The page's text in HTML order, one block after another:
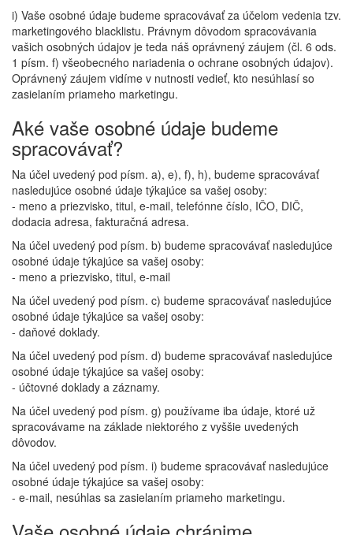
i) Vaše osobné údaje budeme spracovávať za účelom vedenia tzv.
marketingového blacklistu. Právnym dôvodom spracovávania
vašich osobných údajov je teda náš oprávnený záujem (čl. 6 ods.
1 písm. f) všeobecného nariadenia o ochrane osobných údajov).
Oprávnený záujem vidíme v nutnosti vedieť, kto nesúhlasí so
zasielaním priameho marketingu.
Aké vaše osobné údaje budeme
spracovávať?
Na účel uvedený pod písm. a), e), f), h), budeme spracovávať
nasledujúce osobné údaje týkajúce sa vašej osoby:
- meno a priezvisko, titul, e-mail, telefónne číslo, IČO, DIČ,
dodacia adresa, fakturačná adresa.
Na účel uvedený pod písm. b) budeme spracovávať nasledujúce
osobné údaje týkajúce sa vašej osoby:
- meno a priezvisko, titul, e-mail
Na účel uvedený pod písm. c) budeme spracovávať nasledujúce
osobné údaje týkajúce sa vašej osoby:
- daňové doklady.
Na účel uvedený pod písm. d) budeme spracovávať nasledujúce
osobné údaje týkajúce sa vašej osoby:
- účtovné doklady a záznamy.
Na účel uvedený pod písm. g) používame iba údaje, ktoré už
spracovávame na základe niektorého z vyššie uvedených
dôvodov.
Na účel uvedený pod písm. i) budeme spracovávať nasledujúce
osobné údaje týkajúce sa vašej osoby:
- e-mail, nesúhlas sa zasielaním priameho marketingu.